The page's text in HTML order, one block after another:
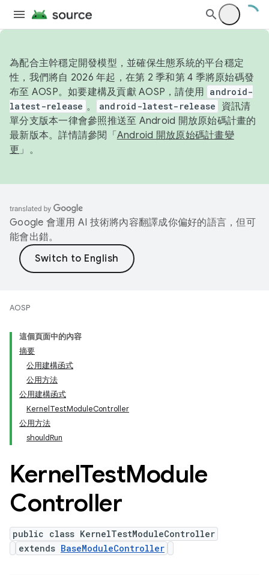
為配合主幹穩定開發模型，並確保生態系統的平台穩定
性，我們將自 2026 年起，在第 2 季和第 4 季將原始碼發
布至 AOSP。如要建構及貢獻 AOSP，請使用 android-
latest-release 。 android-latest-release
資訊清
單分支版本一律會參照推送至 Android 開放原始碼計畫的
最新版本。詳情請參閱「 Android 開放原始碼計畫變
更 」。
Google 會運用 AI 技術將內容翻譯成你偏好的語言，但可
能會出錯。
AOSP
這個頁面中的內容
摘要
公用建構函式
公用方法
公用建構函式
KernelTestModuleController
公用方法
shouldRun
KernelTestModule
Controller
public class KernelTestModuleController
extends BaseModuleController